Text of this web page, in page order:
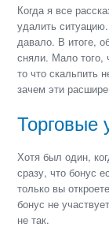
Когда я все
удалить
давало. В итоге,
сняли. Мало того,
то что скальпить
зачем эти
Торговые
Хотя был один,
сразу, что бонус
только вы
бонус не
не так.